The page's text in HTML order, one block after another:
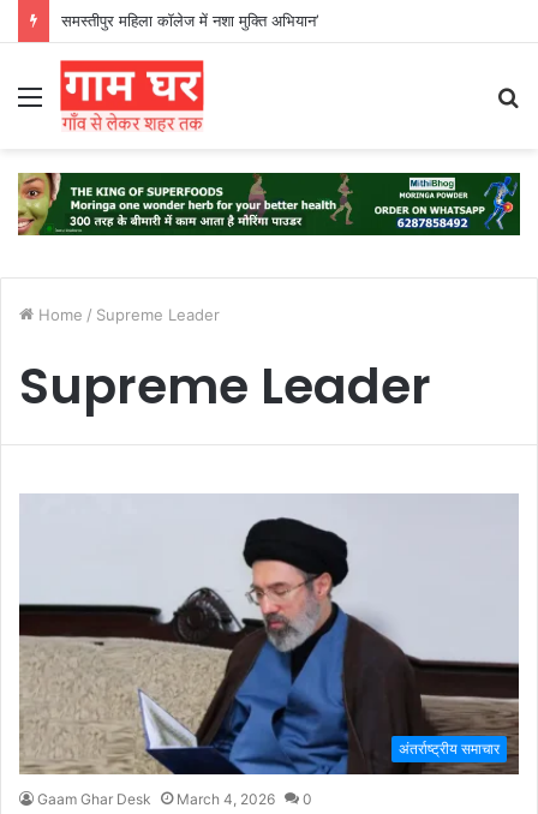
समस्तीपुर महिला कॉलेज में नशा मुक्ति अभियान’
Menu
Home / Supreme Leader
Supreme Leader
अंतर्राष्ट्रीय समाचार
Gaam Ghar Desk March 4, 2026 0